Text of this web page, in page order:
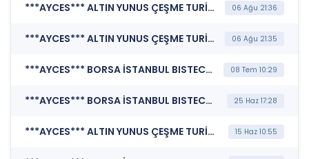
***AYCES*** ALTIN YUNUS ÇEŞME TURİSTİK TESİSLER A.Ş. (Faaliyet Raporu (Konsolide Olmayan)) 06 Ağu 21:36
***AYCES*** ALTIN YUNUS ÇEŞME TURİSTİK TESİSLER A.Ş. (Finansal Rapor ) 06 Ağu 21:35
***AYCES*** BORSA İSTANBUL BISTECH DEVRE KESİCİ UYGULAMASI (Pay Bazında Devre Kesici Bildirimi) 08 Tem 10:29
***AYCES*** BORSA İSTANBUL BISTECH DEVRE KESİCİ UYGULAMASI (Pay Bazında Devre Kesici Bildirimi) 25 Haz 17:28
***AYCES*** ALTIN YUNUS ÇEŞME TURİSTİK TESİSLER A.Ş. (Özel Durum Açıklaması (Genel)) 15 Haz 10:55